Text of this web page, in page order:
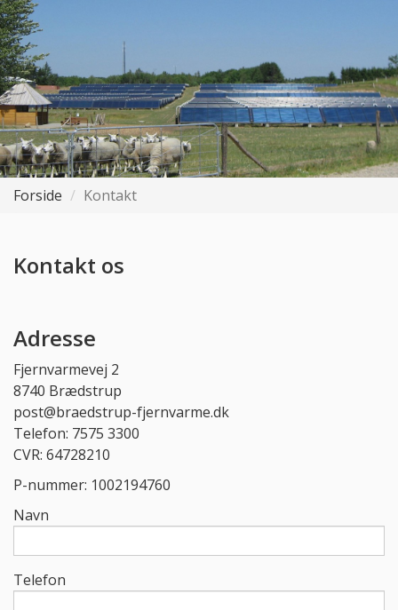
Forside Kontakt
Kontakt os
Adresse
Fjernvarmevej 2
8740 Brædstrup
post@braedstrup-fjernvarme.dk
Telefon: 7575 3300
CVR: 64728210
P-nummer: 1002194760
Navn
Telefon